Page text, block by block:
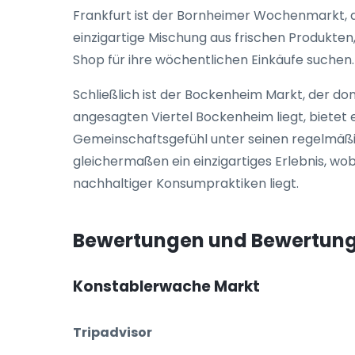
Frankfurt ist der Bornheimer
einzigartige Mischung aus frischen
Shop für ihre wöchentlichen Einkäufe suchen.
Schließlich ist der Bockenheim Markt, der
angesagten Viertel Bockenheim liegt, bietet
Gemeinschaftsgefühl unter seinen
gleichermaßen ein einzigartiges Erlebnis,
nachhaltiger Konsumpraktiken liegt.
Bewertungen und
Konstablerwache Markt
Tripadvisor